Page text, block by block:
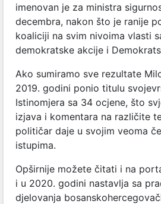
imenovan je za ministra
decembra, nakon što je ranije
koaliciji na svim nivoima vlasti
demokratske akcije i
Ako sumiramo sve rezultate
2019. godini ponio titulu
Istinomjera sa 34 ocjene, što
izjava i komentara na različite
političar daje u svojim veoma
istupima.
Opširnije možete čitati i na
i u 2020. godini nastavlja sa
djelovanja